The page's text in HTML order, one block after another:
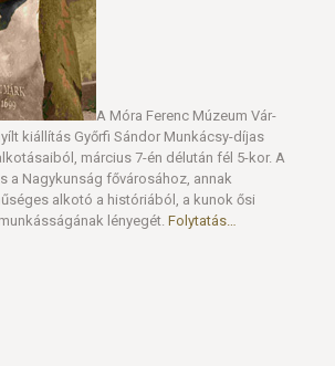
A Móra Ferenc Múzeum Vár-
kiállítás Győrfi Sándor Munkácsy-díjas
március 7-én délután fél 5-kor. A
a Nagykunság fővárosához, annak
alkotó a históriából, a kunok ősi
lényegét. Folytatás…